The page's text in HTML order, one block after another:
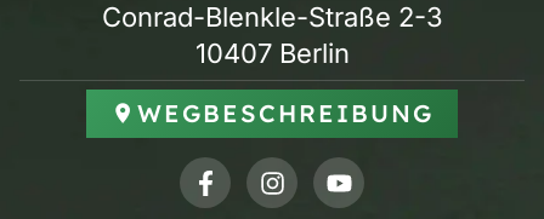
Conrad-Blenkle-Straße 2-3
10407 Berlin
WEGBESCHREIBUNG